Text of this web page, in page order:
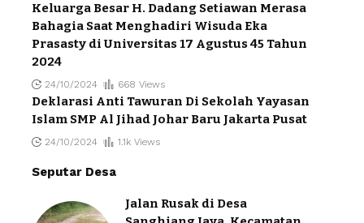
Keluarga Besar H. Dadang Setiawan Merasa
Bahagia Saat Menghadiri Wisuda Eka
Prasasty di Universitas 17 Agustus 45 Tahun
2024
24/10/2024 668 Views
Deklarasi Anti Tawuran Di Sekolah Yayasan
Islam SMP Al Jihad Johar Baru Jakarta Pusat
24/10/2024 1.1k Views
Seputar Desa
Jalan Rusak di Desa